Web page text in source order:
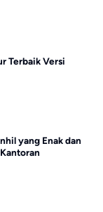
Terbaik Versi
yang Enak dan